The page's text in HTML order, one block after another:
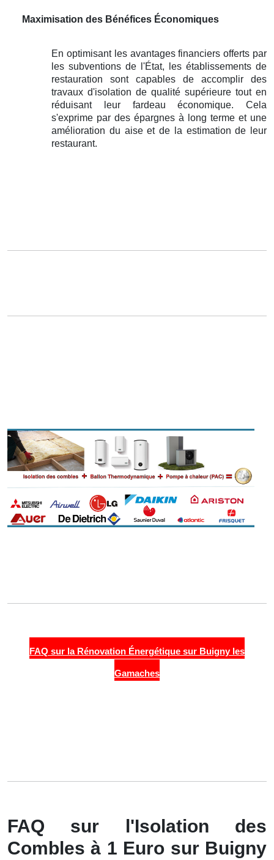
Maximisation des Bénéfices Économiques
En optimisant les avantages financiers offerts par
les subventions de l'État, les établissements de
restauration sont capables de accomplir des
travaux d'isolation de qualité supérieure tout en
réduisant leur fardeau économique. Cela
s'exprime par des épargnes à long terme et une
amélioration du aise et de la estimation de leur
restaurant.
FAQ sur la Rénovation Énergétique sur Buigny les
Gamaches
FAQ sur l'Isolation des
Combles à 1 Euro sur Buigny